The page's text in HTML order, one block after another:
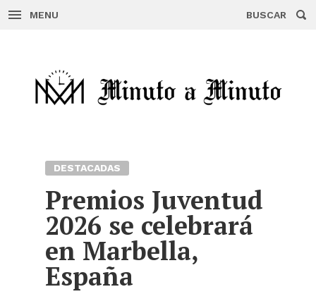
MENU BUSCAR
DESTACADAS
Premios Juventud
2026 se celebrará
en Marbella,
España